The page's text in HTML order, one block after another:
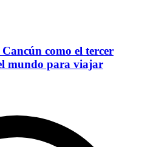
como el tercer
mundo para viajar